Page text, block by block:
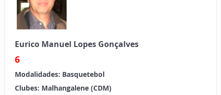
Eurico Manuel Lopes Gonçalves
6
Modalidades: Basquetebol
Clubes: Malhangalene (CDM)